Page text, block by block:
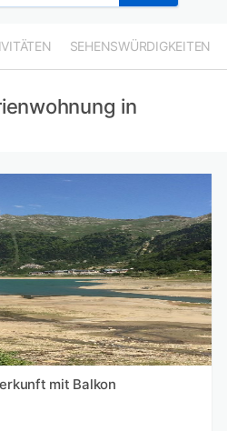
SEHENSWÜRDIGKEITEN
in
mit Balkon